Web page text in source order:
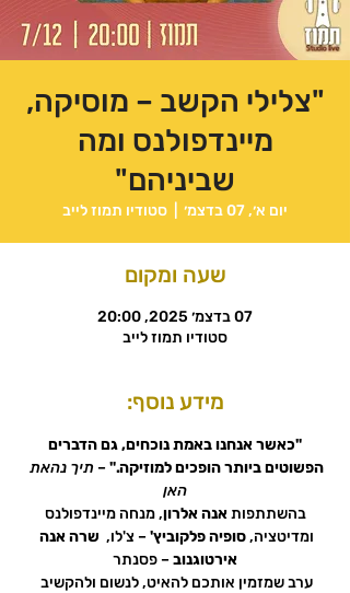
"צלילי הקשב – מוסיקה,
מיינדפולנס ומה
שביניהם"
יום א׳, 07 בדצמ׳ סטודיו תמוז לייב
שעה ומקום
07 בדצמ׳ 2025, 20:00
סטודיו תמוז לייב
מידע נוסף:
"כאשר אנחנו באמת נוכחים, גם הדברים
הפשוטים ביותר הופכים למוזיקה." – תיך נהאת
האן
בהשתתפות אנה אלרון, מנחה מיינדפולנס
ומדיטציה, סופיה פלקוביץ' – צ'לו, שרה אנה
אירטוגנוב – פסנתר
ערב שמזמין אותכם להאיט, לנשום ולהקשיב